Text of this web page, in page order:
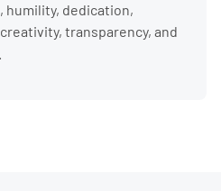
humility, dedication,
transparency, and